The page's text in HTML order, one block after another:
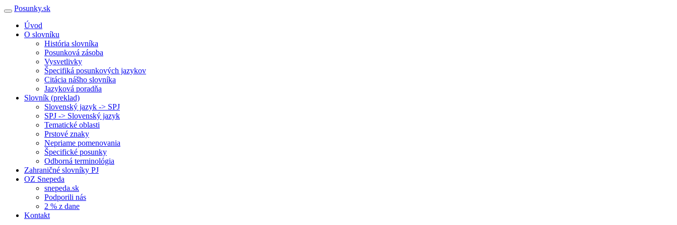
Posunky.sk
Úvod
O slovníku
História slovníka
Posunková zásoba
Vysvetlivky
Špecifiká posunkových jazykov
Citácia nášho slovníka
Jazyková poradňa
Slovník (preklad)
Slovenský jazyk -> SPJ
SPJ -> Slovenský jazyk
Tematické oblasti
Prstové znaky
Nepriame pomenovania
Špecifické posunky
Odborná terminológia
Zahraničné slovníky PJ
OZ Snepeda
snepeda.sk
Podporili nás
2 % z dane
Kontakt